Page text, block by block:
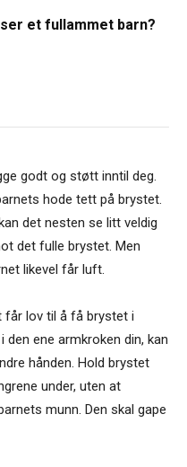
et fullammet barn?
godt og støtt inntil deg.
hode tett på brystet.
det nesten se litt veldig
det fulle brystet. Men
likevel får luft.
får lov til å få brystet i
den ene armkroken din, kan
hånden. Hold brystet
under, uten at
munn. Den skal gape